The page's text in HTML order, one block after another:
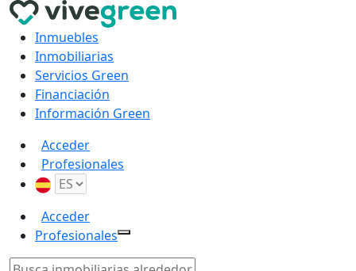
Inmuebles
Inmobiliarias
Servicios Green
Financiación
Información Green
Acceder
Profesionales
Acceder
Profesionales